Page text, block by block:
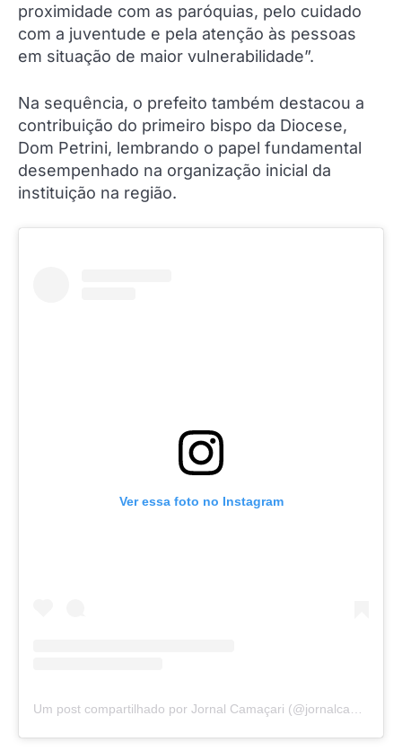
proximidade com as paróquias, pelo cuidado
com a juventude e pela atenção às pessoas
em situação de maior vulnerabilidade”.
Na sequência, o prefeito também destacou a
contribuição do primeiro bispo da Diocese,
Dom Petrini, lembrando o papel fundamental
desempenhado na organização inicial da
instituição na região.
Ver essa foto no Instagram